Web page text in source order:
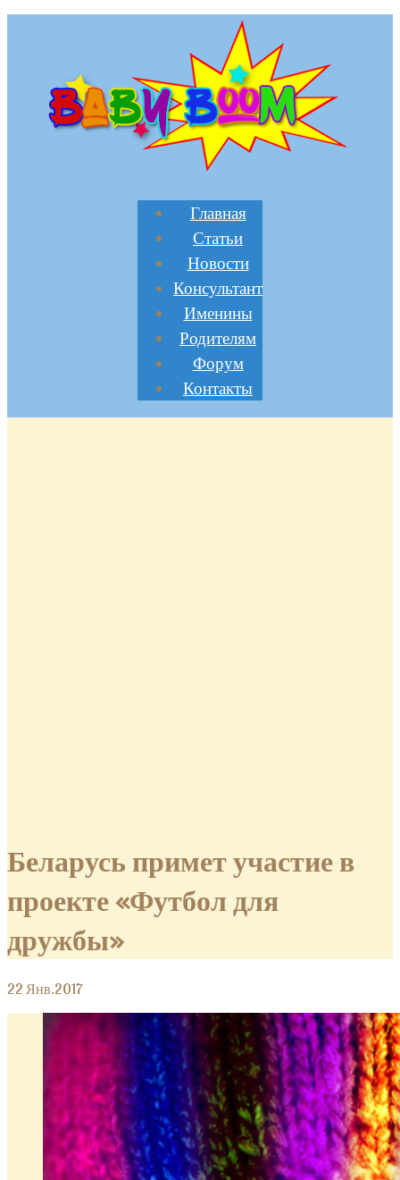
Главная
Статьи
Новости
Консультант
Именины
Родителям
Форум
Контакты
Беларусь примет участие в
проекте «Футбол для
дружбы»
22 Янв.2017